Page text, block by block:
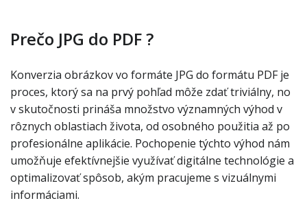
Prečo JPG do PDF ?
Konverzia obrázkov vo formáte JPG do formátu PDF je
proces, ktorý sa na prvý pohľad môže zdať triviálny, no
v skutočnosti prináša množstvo významných výhod v
rôznych oblastiach života, od osobného použitia až po
profesionálne aplikácie. Pochopenie týchto výhod nám
umožňuje efektívnejšie využívať digitálne technológie a
optimalizovať spôsob, akým pracujeme s vizuálnymi
informáciami.